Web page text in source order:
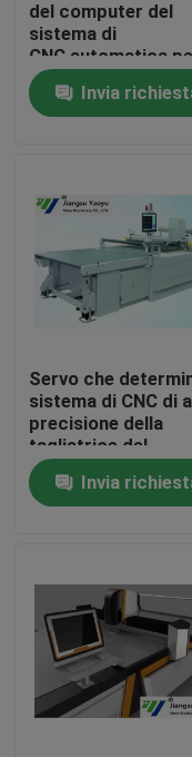
Casa
Circa noi
Giro della fabbrica
Controllo di
Contattici
Macchina
Macchina
del computer del
sistema di
CNC automatica
giocattolo della
pelucheInvia
Servo che
sistema di CNC di
precisione della
tagliatrice del
computer
Invia